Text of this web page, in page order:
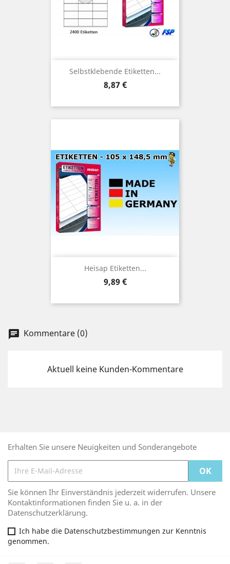
Selbstklebende Etiketten...
Preis
8,87 €
Heisap Etiketten...
Preis
9,89 €
chat Kommentare (0)
Aktuell keine Kunden-Kommentare
Erhalten Sie unsere Neuigkeiten und Sonderangebote
Sie können Ihr Einverständnis jederzeit widerrufen. Unsere
Kontaktinformationen finden Sie u. a. in der
Datenschutzerklärung.
Ich habe die Datenschutzbestimmungen zur Kenntnis
genommen.